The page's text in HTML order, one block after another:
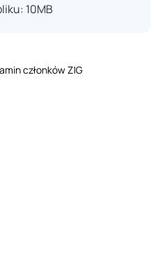
10MB
członków ZIG